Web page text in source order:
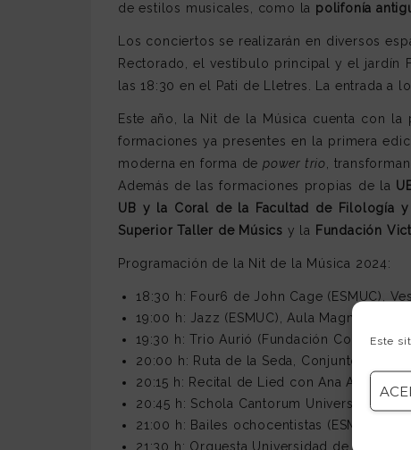
Este
de estilos musicales, como la polifonía
Los conciertos se realizarán en diversos
Rectorado, el vestíbulo principal y el jardín
las 18:30 en el Pati de Lletres. La entrada a
Este año, la Nit de la Música cuenta con la
formaciones ya presentes en la primera
moderna en forma depower trio ,
Además de las formaciones propias de la
UB y la Coral de la Facultad de Filología y
Superior Taller de Músics y la Fundación
Programación de la Nit de la Música 2024:
18:30 h: Four6 de John Cage (ESMUC),
19:00 h: Jazz (ESMUC), Aula Magna
19:30 h: Trio Aurió (Fundación
20:00 h: Ruta de la Seda, Conjunto folk-
20:15 h: Recital de Lied con Ana Arias y
20:45 h: Schola Cantorum Universitaria
21:00 h: Bailes ochocentistas (ESMUC),
21:30 h: Orquesta Universidad de